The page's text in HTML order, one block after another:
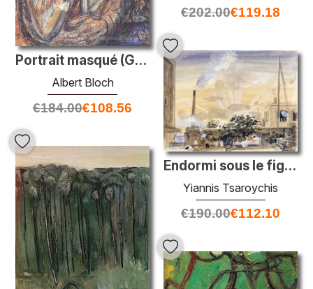
€202.00€119.18
Portrait masqué (Georg Trakl)
Albert Bloch
€184.00€108.56
Endormi sous le figuier et une cheminée
Yiannis Tsaroychis
€190.00€112.10